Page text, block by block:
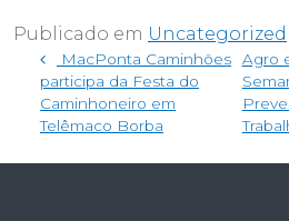
Publicado em Uncategorized
Navegação de
MacPonta Caminhões
participa da Festa do
Caminhoneiro em
Telêmaco Borba
Agro